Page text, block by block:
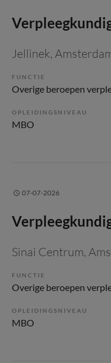
Jellinek,
FUNCTIE
OPLEIDINGSNIVEAU
MBO
07-07-2026
Sinai Centrum,
FUNCTIE
OPLEIDINGSNIVEAU
MBO